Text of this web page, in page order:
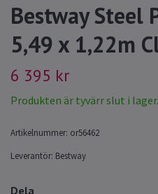
Bestway Steel
5,49 x 1,22m
6 395 kr
Produkten är tyvärr slut i
Artikelnummer: or56462
Leverantör: Bestway
Dela